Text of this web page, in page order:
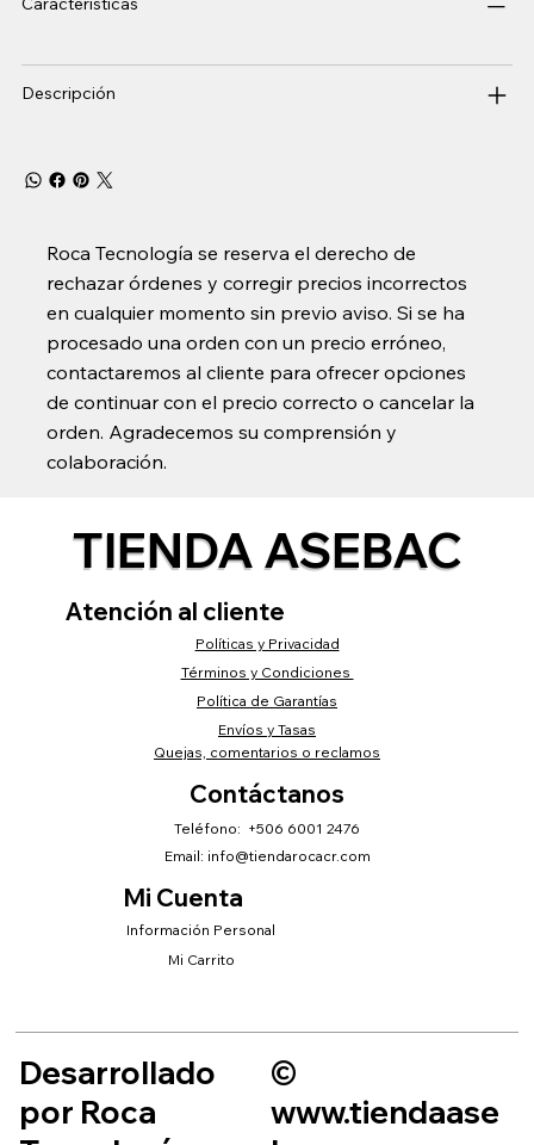
Descripción
Roca Tecnología se reserva el derecho de
rechazar órdenes y corregir precios incorrectos
en cualquier momento sin previo aviso. Si se ha
procesado una orden con un precio erróneo,
contactaremos al cliente para ofrecer opciones
de continuar con el precio correcto o cancelar la
orden. Agradecemos su comprensión y
colaboración.
TIENDA ASEBAC
Atención al cliente
Políticas y Privacidad
Términos y Condiciones
Envíos y Tasas
Política de Garantías
Quejas, comentarios o reclamos
Mi Cuenta
Información Personal
Mi Carrito
Contáctanos
Teléfono: +506 6001 2476
Email: info@tiendarocacr.com
Desarrollado
por Roca
©
www.tiendaase